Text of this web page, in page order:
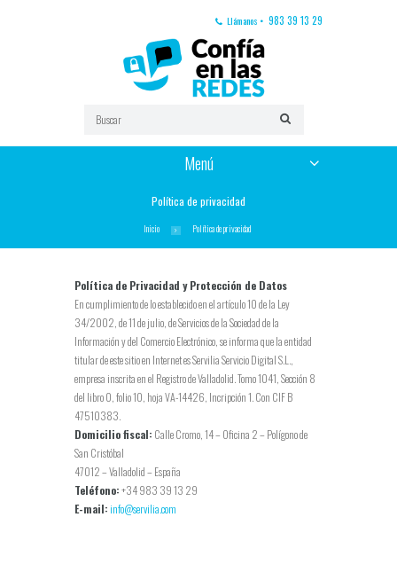
Llámanos 983 39 13 29
Menú
Política de privacidad
Inicio Política de privacidad
Política de Privacidad y Protección de Datos
En cumplimiento de lo establecido en el artículo 10 de la Ley
34/2002, de 11 de julio, de Servicios de la Sociedad de la
Información y del Comercio Electrónico, se informa que la entidad
titular de este sitio en Internet es Servilia Servicio Digital S.L.,
empresa inscrita en el Registro de Valladolid. Tomo 1041, Sección 8
del libro 0, folio 10, hoja VA-14426, Incripción 1. Con CIF B
47510383.
Domicilio fiscal: Calle Cromo, 14 – Oficina 2 – Polígono de
San Cristóbal
47012 – Valladolid – España
Teléfono:+34 983 39 13 29
E-mail: info@servilia.com